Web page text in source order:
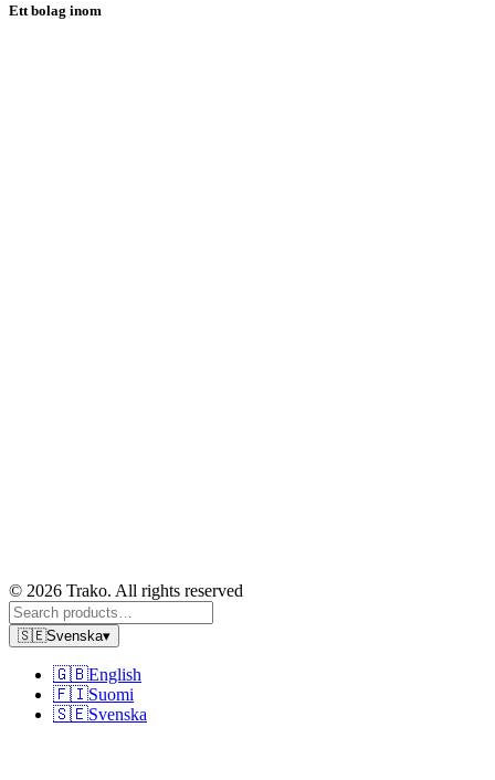
Ett bolag inom
© 2026 Trako. All rights reserved
🇸🇪Svenska▾
🇬🇧English
🇫🇮Suomi
🇸🇪Svenska